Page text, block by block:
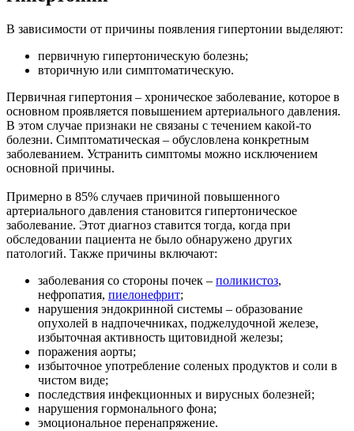
В зависимости от причины появления гипертонии выделяют:
первичную гипертоническую болезнь;
вторичную или симптоматическую.
Первичная гипертония – хроническое заболевание, которое в
основном проявляется повышением артериального давления.
В этом случае признаки не связаны с течением какой-то
болезни. Симптоматическая – обусловлена конкретным
заболеванием. Устранить симптомы можно исключением
основной причины.
Примерно в 85% случаев причиной повышенного
артериального давления становится гипертоническое
заболевание. Этот диагноз ставится тогда, когда при
обследовании пациента не было обнаружено других
патологий. Также причины включают:
заболевания со стороны почек – поликистоз,
нефропатия, пиелонефрит;
нарушения эндокринной системы – образование
опухолей в надпочечниках, поджелудочной железе,
избыточная активность щитовидной железы;
поражения аорты;
избыточное употребление соленых продуктов и соли в
чистом виде;
последствия инфекционных и вирусных болезней;
нарушения гормонального фона;
эмоциональное перенапряжение.